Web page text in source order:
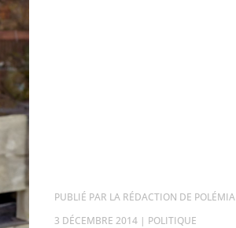
PAR LA RÉDACTION DE POLÉMIA
3 DÉCEMBRE 2014 | POLITIQUE